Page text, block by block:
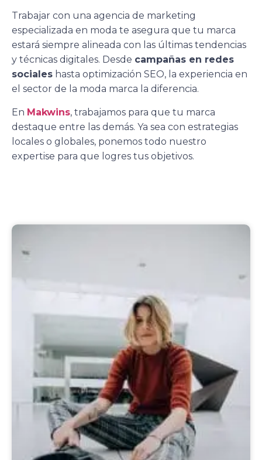
Trabajar con una agencia de marketing
especializada en moda te asegura que tu marca
estará siempre alineada con las últimas tendencias
y técnicas digitales. Desde campañas en redes
sociales hasta optimización SEO, la experiencia en
el sector de la moda marca la diferencia.
En Makwins, trabajamos para que tu marca
destaque entre las demás. Ya sea con estrategias
locales o globales, ponemos todo nuestro
expertise para que logres tus objetivos.